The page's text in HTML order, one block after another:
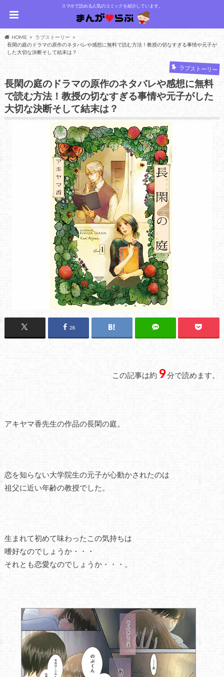
スマホで読める人気のコミックを紹介しています。
HOME
ラブストーリー
長閑の庭のドラマの原作のネタバレや感想に無料で読む方法！教授の切なすぎる事情や元子が
した大切な決断そして結末は？
ラブストーリー
長閑の庭のドラマの原作のネタバレや感想に無料
で読む方法！教授の切なすぎる事情や元子がした
大切な決断そして結末は？
28
この記事は約 9分で読めます。
アキヤマ香先生の作品の長閑の庭。
恋を知らない大学院生の元子が心動かされたのは
祖父に近い年齢の教授でした。
生まれて初めて味わったこの気持ちは
嗜好なのでしょうか・・・
それとも恋愛なのでしょうか・・・。